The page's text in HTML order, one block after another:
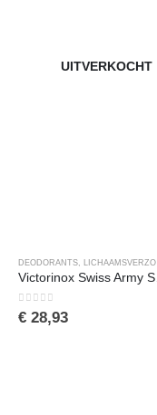
UITVERKOCHT
DEODORANTS LICHAAMSVERZORGING
0van de 5
€ 28,93